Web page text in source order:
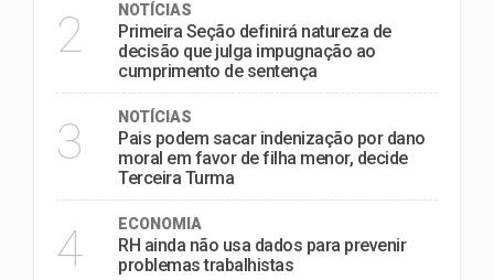
2 NOTÍCIAS
Primeira Seção definirá natureza de
decisão que julga impugnação ao
cumprimento de sentença
3 NOTÍCIAS
Pais podem sacar indenização por dano
moral em favor de filha menor, decide
Terceira Turma
4 ECONOMIA
RH ainda não usa dados para prevenir
problemas trabalhistas